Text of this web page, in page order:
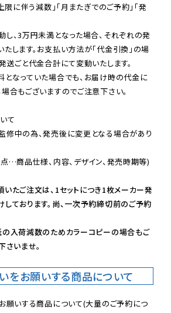
限に伴う減数」「月またぎでのご予約」「発
、3万円未満となった場合、それぞれの発
します。お支払い方法が「代金引換」の場
なっていた場合でも、お届け時の代金に
合もございますのでご注意下さい。
て
修中の為、発売後に変更となる場合があり
…商品仕様、内容、デザイン、発売時期等)
たご注文は、1セットにつき1枚メーカー発
ております。尚、一次予約締切前のご予約
の入荷減数のためカラーコピーの場合もご
さいませ。
をお願いする商品について
願いする商品について(大量のご予約につ